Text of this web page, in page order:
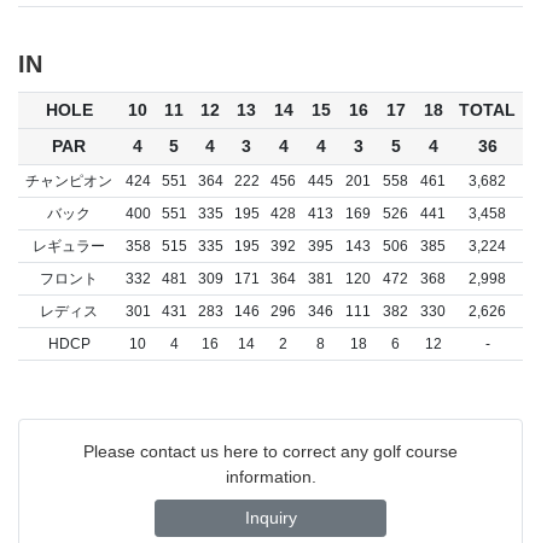
IN
HOLE 10 11 12 13 14 15 16 17 18
TOTAL
PAR
4 5 4 3 4 4 3 5 4 36
チャンピオン 424 551 364 222 456 445 201 558 461
3,682
バック
400 551 335 195 428 413 169 526 441
3,458
レギュラー
358 515 335 195 392 395 143 506 385
3,224
フロント
332 481 309 171 364 381 120 472 368
2,998
レディス
301 431 283 146 296 346 111 382 330
2,626
HDCP
10 4 16 14 2 8 18 6 12 -
Please contact us here to correct any golf course
information.
Inquiry